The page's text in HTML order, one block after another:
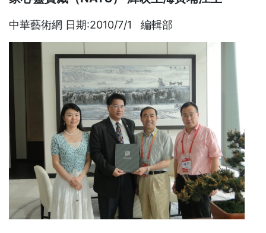
中華藝術網 日期:2010/7/1 編輯部